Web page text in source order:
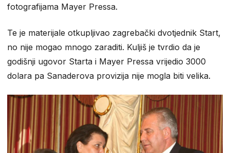
fotografijama Mayer Pressa.
Te je materijale otkupljivao zagrebački dvotjednik Start,
no nije mogao mnogo zaraditi. Kuljiš je tvrdio da je
godišnji ugovor Starta i Mayer Pressa vrijedio 3000
dolara pa Sanaderova provizija nije mogla biti velika.